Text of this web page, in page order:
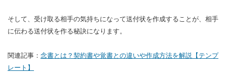
そして、受け取る相手の気持ちになって送付状を作成することが、相手
に伝わる送付状を作る秘訣になります。
関連記事： 念書とは？契約書や覚書との違いや作成方法を解説【テンプ
レート】